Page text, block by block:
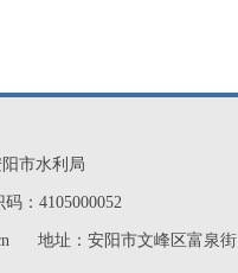
市水利局
码：4105000052
地址：安阳市文峰区富泉街